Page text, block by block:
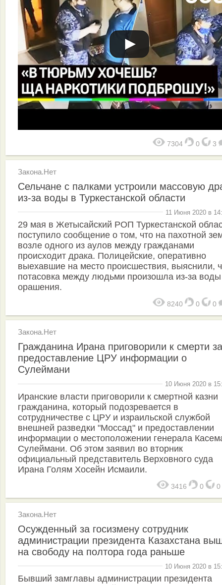
7304 0 3
Закона.Нет
Сельчане с палками устроили массовую
из-за воды в Туркестанской области
11 Июня 2020 в
29 мая в Жетысайский РОП Туркестанской
поступило сообщение о том, что на пахотной
возле одного из аулов между гражданами
происходит драка. Полицейские, оперативно
выехавшие на место происшествия, выяснили,
потасовка между людьми произошла из-за
орашения.
8240 0 0
Закона.Нет
Гражданина Ирана приговорили к смерти за
предоставление ЦРУ информации о
Сулеймани
10 Июня 2020 в
Иранские власти приговорили к смертной казни
гражданина, который подозревается в
сотрудничестве с ЦРУ и израильской службой
внешней разведки "Моссад" и предоставлении
информации о местоположении генерала
Сулеймани. Об этом заявил во вторник
официальный представитель Верховного суда
Ирана Голям Хосейн Исмаили.
3416 0 0
Закона.Нет
Осужденный за госизмену сотрудник
администрации президента Казахстана
на свободу на полтора года раньше
10 Июня 2020 в
Бывший замглавы администрации президента